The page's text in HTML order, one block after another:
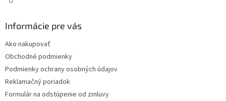
Informácie pre vás
Ako nakupovať
Obchodné podmienky
Podmienky ochrany osobných údajov
Reklamačný poriadok
Formulár na odstúpenie od zmluvy